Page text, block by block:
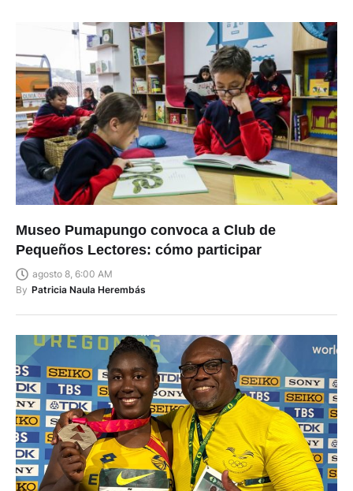
Museo Pumapungo convoca a Club de
Pequeños Lectores: cómo participar
agosto 8, 6:00 AM
By Patricia Naula Herembás